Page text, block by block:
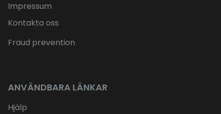
Impressum
Kontakta oss
Fraud prevention
ANVÄNDBARA LÄNKAR
Hjälp